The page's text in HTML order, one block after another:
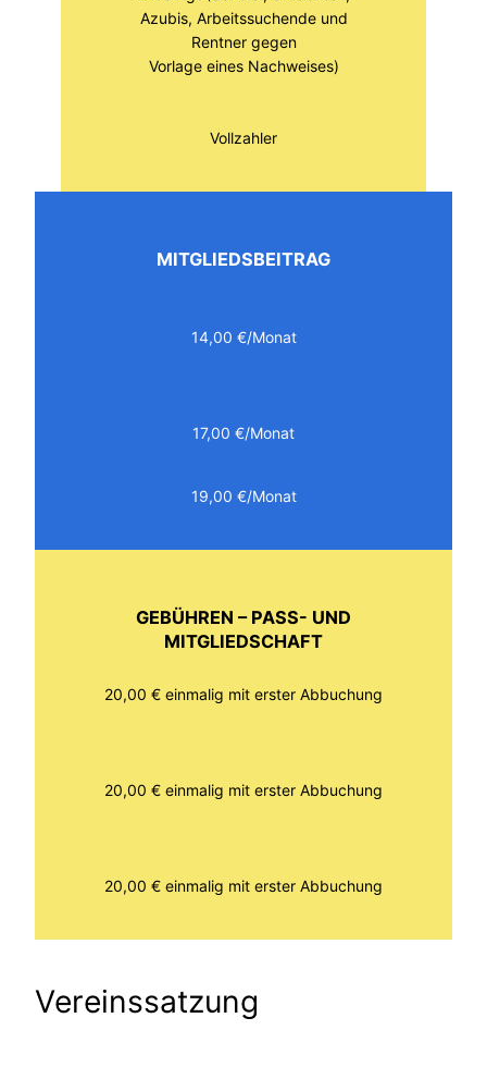
Azubis, Arbeitssuchende und
Rentner gegen
Vorlage eines Nachweises)
Vollzahler
MITGLIEDSBEITRAG
14,00 €/Monat
17,00 €/Monat
19,00 €/Monat
GEBÜHREN – PASS- UND
MITGLIEDSCHAFT
20,00 € einmalig mit erster Abbuchung
20,00 € einmalig mit erster Abbuchung
20,00 € einmalig mit erster Abbuchung
Vereinssatzung